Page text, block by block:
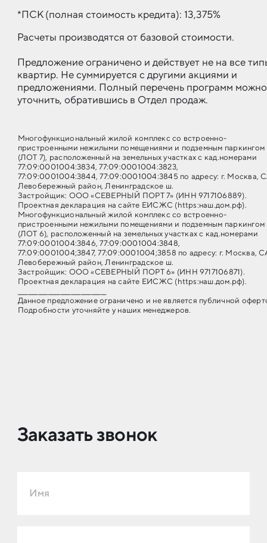
*ПСК (полная стоимость кредита): 13,375%
Расчеты производятся от базовой стоимости.
Предложение ограничено и действует не на все
квартир. Не суммируется с другими акциями и
предложениями. Полный перечень программ можно
уточнить, обратившись в Отдел продаж.
Многофункциональный жилой комплекс со встроенно-
пристроенными нежилыми помещениями и подземным паркингом
(ЛОТ 7), расположенный на земельных участках с кад.номерами
77:09:0001004:3834, 77:09:0001004:3823,
77:09:0001004:3844, 77:09:0001004:3845 по адресу: г. Москва,
Левобережный район, Ленинградское ш.
Застройщик: ООО «СЕВЕРНЫЙ ПОРТ 7» (ИНН 9717106889).
Проектная декларация на сайте ЕИСЖС (https:наш.дом.рф).
Многофункциональный жилой комплекс со встроенно-
пристроенными нежилыми помещениями и подземным паркингом
(ЛОТ 6), расположенный на земельных участках с кад.номерами
77:09:0001004:3846, 77:09:0001004:3848,
77:09:0001004;3847, 77:09:0001004;3858 по адресу: г. Москва,
Левобережный район, Ленинградское ш.
Застройщик: ООО «СЕВЕРНЫЙ ПОРТ 6» (ИНН 9717106871).
Проектная декларация на сайте ЕИСЖС (https:наш.дом.рф).
Дан­ное пред­ло­же­ние огра­ни­чено и не яв­ля­ет­ся пуб­лич­ной
Подробности уточняйте у наших менеджеров.
Заказать звонок
Имя